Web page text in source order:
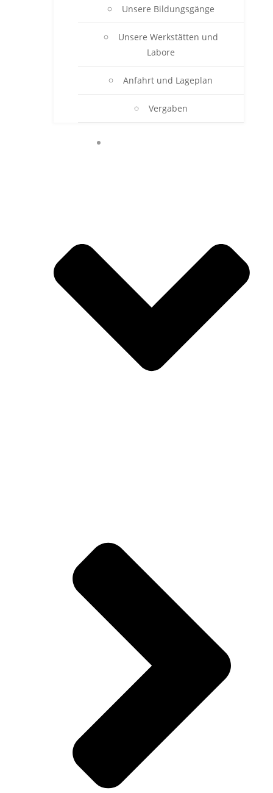
Unsere Bildungsgänge
Unsere Werkstätten und
Labore
Anfahrt und Lageplan
Vergaben